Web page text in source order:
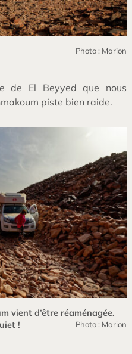
Photo : Marion
de El Beyyed que nous
piste bien raide.
vient d’être réaménagée.
!
Photo : Marion